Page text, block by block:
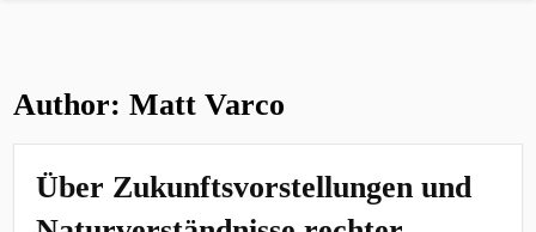
Author:Matt Varco
Über Zukunftsvorstellungen und